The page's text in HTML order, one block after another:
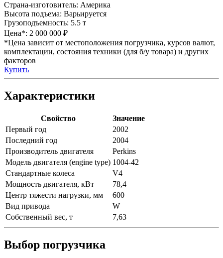
Страна-изготовитель: Америка
Высота подъема: Варьируется
Грузоподъемность: 5.5 т
Цена*: 2 000 000 ₽
*Цена зависит от местоположения погрузчика, курсов валют,
комплектации, состояния техники (для б/у товара) и других
факторов
Купить
Характеристики
Свойство
Значение
Первый год
2002
Последний год
2004
Производитель двигателя
Perkins
Модель двигателя (engine type) 1004-42
Стандартные колеса
V4
Мощность двигателя, кВт
78,4
Центр тяжести нагрузки, мм
600
Вид привода
W
Собственный вес, т
7,63
Выбор погрузчика